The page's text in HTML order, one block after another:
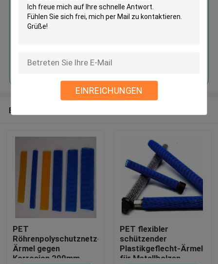
EINREICHUNGEN
Verdrängungs-Maschen-
Filetarbeit
Fortsetzen
Empfohlene Produkte
PET
Röhrenpolyschutznetz-
Ärmel gegen
Korrosion 200mm
PET flexibler
schützender
Plastikgeflecht-Ärmel
für Metallbolzen